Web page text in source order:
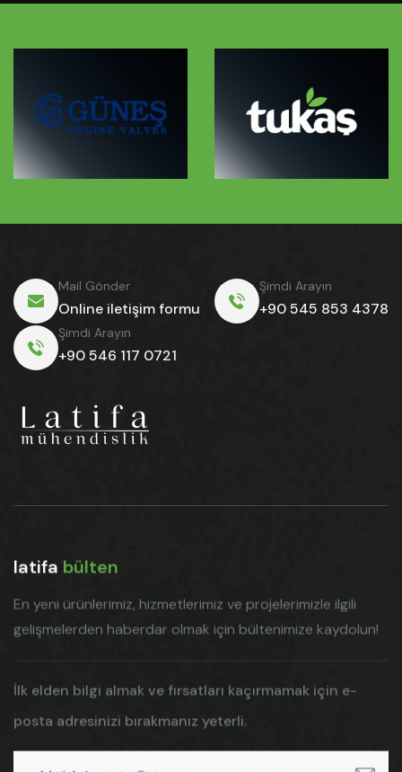
Mail Gönder
Online iletişim formu
Şimdi Arayın
+90 545 853 4378
Şimdi Arayın
+90 546 117 0721
latifa bülten
En yeni ürünlerimiz, hizmetlerimiz ve projelerimizle ilgili
gelişmelerden haberdar olmak için bültenimize kaydolun!
İlk elden bilgi almak ve fırsatları kaçırmamak için e-
posta adresinizi bırakmanız yeterli.